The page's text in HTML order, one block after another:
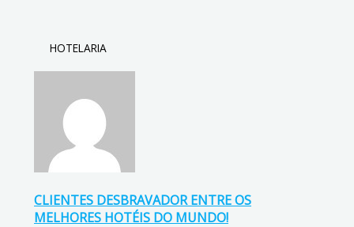
HOTELARIA
CLIENTES DESBRAVADOR ENTRE OS
MELHORES HOTÉIS DO MUNDO!